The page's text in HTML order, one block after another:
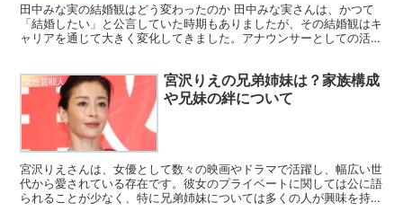
田中みな実の結婚観はどう変わったのか 田中みな実さんは、かつて
「結婚したい」と公言していた時期もありましたが、その結婚観はキ
ャリアを通じて大きく変化してきました。アナウンサーとしての活躍
女性芸能人
宮沢りえの兄弟姉妹は？家族構成
や兄妹の絆について
宮沢りえさんは、女優として数々の映画やドラマで活躍し、幅広い世
代から愛されている存在です。彼女のプライベートに関しては公に語
られることが少なく、特に兄弟姉妹については多くの人が興味を持っ